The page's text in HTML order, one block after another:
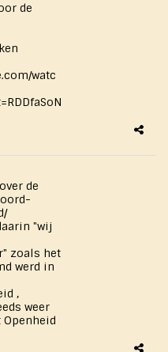
de
watc
de
"wij
zoals het
werd in
,
weer